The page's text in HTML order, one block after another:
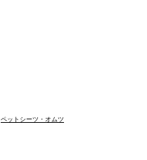
ペットシーツ・オムツ